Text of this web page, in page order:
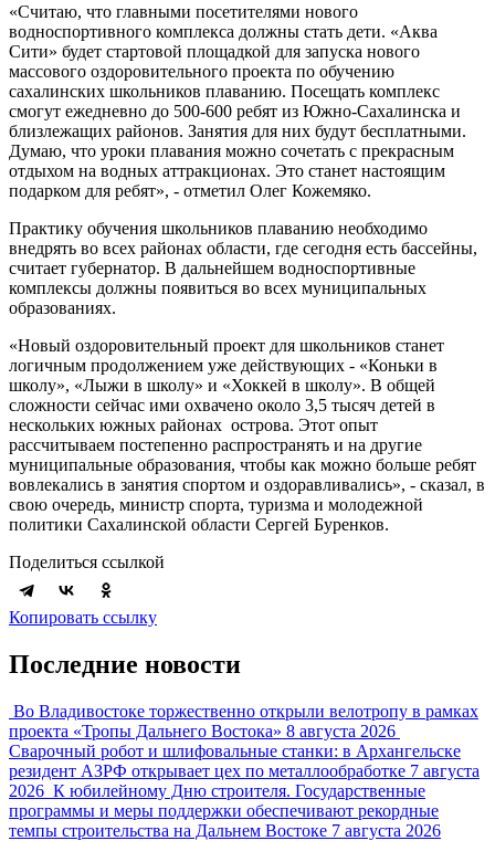
«Считаю, что главными посетителями нового
водноспортивного комплекса должны стать дети. «Аква
Сити» будет стартовой площадкой для запуска нового
массового оздоровительного проекта по обучению
сахалинских школьников плаванию. Посещать комплекс
смогут ежедневно до 500-600 ребят из Южно-Сахалинска и
близлежащих районов. Занятия для них будут бесплатными.
Думаю, что уроки плавания можно сочетать с прекрасным
отдыхом на водных аттракционах. Это станет настоящим
подарком для ребят», - отметил Олег Кожемяко.
Практику обучения школьников плаванию необходимо
внедрять во всех районах области, где сегодня есть бассейны,
считает губернатор. В дальнейшем водноспортивные
комплексы должны появиться во всех муниципальных
образованиях.
«Новый оздоровительный проект для школьников станет
логичным продолжением уже действующих - «Коньки в
школу», «Лыжи в школу» и «Хоккей в школу». В общей
сложности сейчас ими охвачено около 3,5 тысяч детей в
нескольких южных районах острова. Этот опыт
рассчитываем постепенно распространять и на другие
муниципальные образования, чтобы как можно больше ребят
вовлекались в занятия спортом и оздоравливались», - сказал, в
свою очередь, министр спорта, туризма и молодежной
политики Сахалинской области Сергей Буренков.
Поделиться ссылкой
Копировать ссылку
Последние новости
Во Владивостоке торжественно открыли велотропу в рамках
проекта «Тропы Дальнего Востока» 8 августа 2026
Сварочный робот и шлифовальные станки: в Архангельске
резидент АЗРФ открывает цех по металлообработке 7 августа
2026 К юбилейному Дню строителя. Государственные
программы и меры поддержки обеспечивают рекордные
темпы строительства на Дальнем Востоке 7 августа 2026